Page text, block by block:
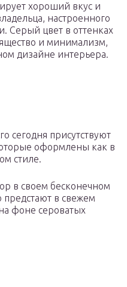
хороший вкус и
настроенного
Серый цвет в оттенках
и минимализм,
дизайне интерьера.
сегодня присутствуют
оформлены как в
стиле.
в своем бесконечном
предстают в свежем
фоне сероватых